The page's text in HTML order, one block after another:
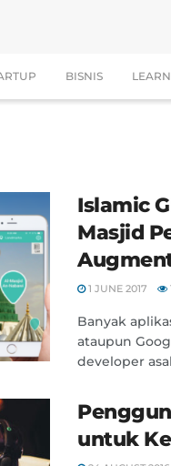
BISNIS LEARN
Islamic
Masjid
1 JUNE 2017
Banyak
ataupun
developer
untuk